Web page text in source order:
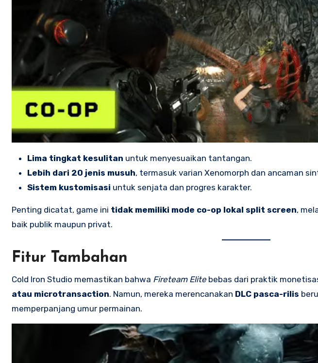
Lima tingkat kesulitan untuk menyesuaikan tantangan.
Lebih dari 20 jenis musuh, termasuk varian Xenomorph dan ancaman
Sistem kustomisasi untuk senjata dan progres karakter.
Penting dicatat, game ini tidak memiliki mode co-op lokal split screen,
baik publik maupun privat.
Fitur Tambahan
Cold Iron Studio memastikan bahwa Fireteam Elite bebas dari praktik
atau microtransaction. Namun, mereka merencanakan DLC pasca-rilis
memperpanjang umur permainan.